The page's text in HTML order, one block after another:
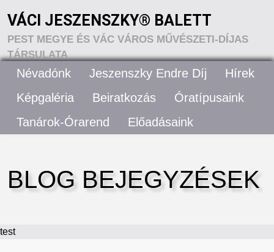
VÁCI JESZENSZKY® BALETT
PEST MEGYE ÉS VÁC VÁROS MŰVÉSZETI-DÍJAS
TÁRSULATA
VÁCI JESZENSZKY® BALETT – RÓLUNK
Névadónk Jeszenszky Endre Díj
Hírek
Képgaléria
Beiratkozás
Óratípusaink
Tanárok-Órarend
Előadásaink
BLOG BEJEGYZÉSEK
test